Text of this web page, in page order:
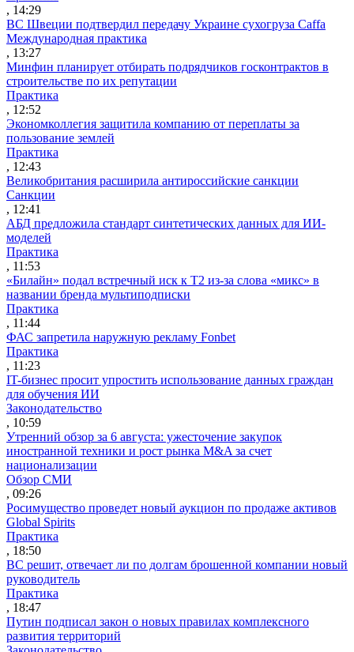
, 14:29
ВС Швеции подтвердил передачу Украине сухогруза Caffa
Международная практика
, 13:27
Минфин планирует отбирать подрядчиков госконтрактов в
строительстве по их репутации
Практика
, 12:52
Экономколлегия защитила компанию от переплаты за
пользование землей
Практика
, 12:43
Великобритания расширила антироссийские санкции
Санкции
, 12:41
АБД предложила стандарт синтетических данных для ИИ-
моделей
Практика
, 11:53
«Билайн» подал встречный иск к Т2 из-за слова «микс» в
названии бренда мультиподписки
Практика
, 11:44
ФАС запретила наружную рекламу Fonbet
Практика
, 11:23
IT-бизнес просит упростить использование данных граждан
для обучения ИИ
Законодательство
, 10:59
Утренний обзор за 6 августа: ужесточение закупок
иностранной техники и рост рынка M&A за счет
национализации
Обзор СМИ
, 09:26
Росимущество проведет новый аукцион по продаже активов
Global Spirits
Практика
, 18:50
ВС решит, отвечает ли по долгам брошенной компании новый
руководитель
Практика
, 18:47
Путин подписал закон о новых правилах комплексного
развития территорий